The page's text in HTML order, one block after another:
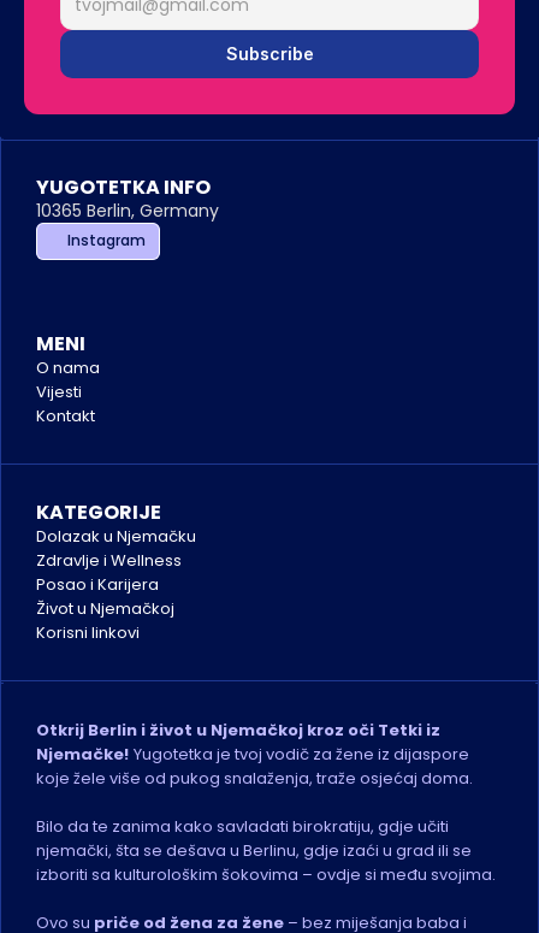
Subscribe
YUGOTETKA INFO
10365 Berlin, Germany
Instagram
MENI
O nama
Vijesti
Kontakt
KATEGORIJE
Dolazak u Njemačku
Zdravlje i Wellness
Posao i Karijera
Život u Njemačkoj
Korisni linkovi
Otkrij Berlin i život u Njemačkoj kroz oči Tetki iz
Njemačke! Yugotetka je tvoj vodič za žene iz dijaspore
koje žele više od pukog snalaženja, traže osjećaj doma.
Bilo da te zanima kako savladati birokratiju, gdje učiti
njemački, šta se dešava u Berlinu, gdje izaći u grad ili se
izboriti sa kulturološkim šokovima – ovdje si među svojima.
Ovo su priče od žena za žene – bez miješanja baba i